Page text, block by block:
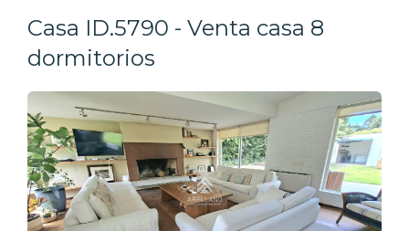
Casa ID.5790 - Venta casa 8
dormitorios